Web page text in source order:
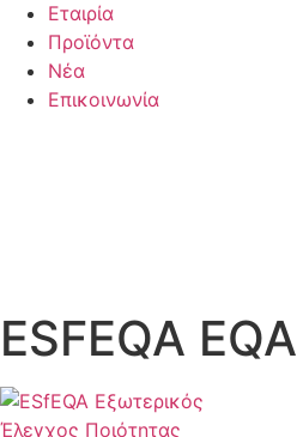
Εταιρία
Προϊόντα
Νέα
Επικοινωνία
ESFEQA EQA